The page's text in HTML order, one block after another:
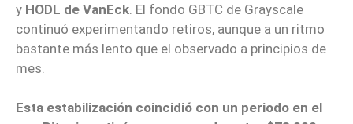
y HODL de VanEck . El fondo GBTC de Grayscale
continuó experimentando retiros, aunque a un ritmo
bastante más lento que el observado a principios de
mes.
Esta estabilización coincidió con un periodo en el